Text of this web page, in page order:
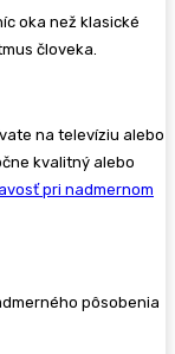
oka než klasické
človeka.
na televíziu alebo
kvalitný alebo
pri nadmernom
pôsobenia